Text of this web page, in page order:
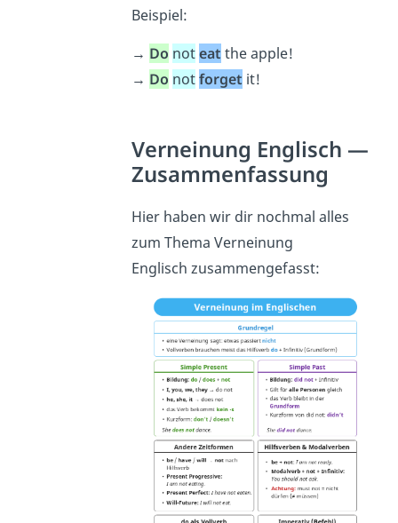
Beispiel:
→ Do not eat the apple!
→ Do not forget it!
Verneinung Englisch —
Zusammenfassung
Hier haben wir dir nochmal alles
zum Thema Verneinung
Englisch zusammengefasst: